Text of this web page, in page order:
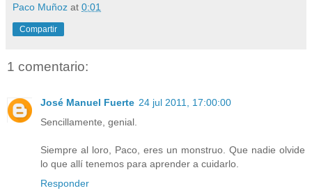
Paco Muñoz at 0:01
Compartir
1 comentario:
José Manuel Fuerte 24 jul 2011, 17:00:00
Sencillamente, genial.
Siempre al loro, Paco, eres un monstruo. Que nadie olvide
lo que allí tenemos para aprender a cuidarlo.
Responder